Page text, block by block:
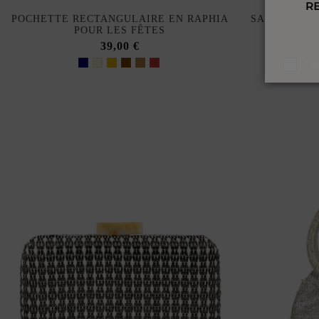
POCHETTE RECTANGULAIRE EN RAPHIA
POUR LES FÊTES
39,00 €
SAC À MAIN